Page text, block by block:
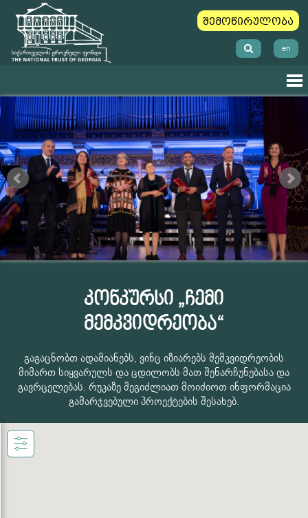
შემოწირულობა
en
კონკურსი „ჩემი
მემკვიდრეობა“
გაგაცნობთ ადამიანებს, ვინც იზიარებს მემკვიდრეობის
მიმართ სიყვარულს და ცდილობს მათ შენარჩუნებასა და
გავრცელებას. რუკაზე შეგიძლიათ მოიძიოთ ინფორმაცია
გამარჯვებული პროექტების შესახებ.